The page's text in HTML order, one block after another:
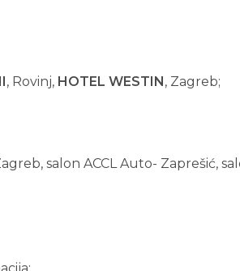
, Rovinj, HOTEL WESTIN, Zagreb;
salon ACCL Auto- Zaprešić,